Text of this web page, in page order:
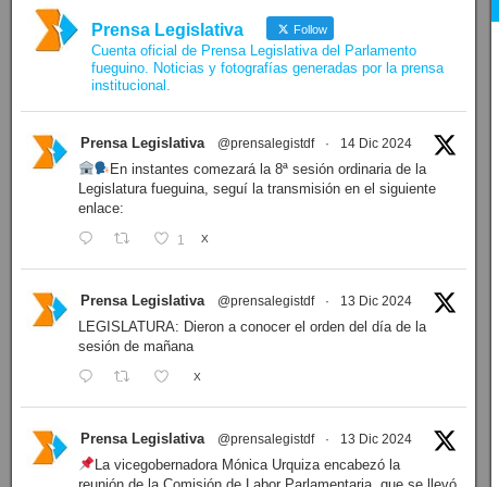
Prensa Legislativa Follow
Cuenta oficial de Prensa Legislativa del Parlamento
fueguino. Noticias y fotografías generadas por la prensa
institucional.
Prensa Legislativa @prensalegistdf · 14 Dic 2024
En instantes comezará la 8ª sesión ordinaria de la
Legislatura fueguina, seguí la transmisión en el siguiente
enlace:
1 X
Prensa Legislativa @prensalegistdf · 13 Dic 2024
LEGISLATURA: Dieron a conocer el orden del día de la
sesión de mañana
X
Prensa Legislativa @prensalegistdf · 13 Dic 2024
La vicegobernadora Mónica Urquiza encabezó la